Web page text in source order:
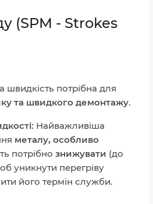
(SPM - Strokes
швидкість потрібна для
та швидкого демонтажу.
Найважливіша
металу, особливо
потрібно знижувати (до
уникнути перегріву
його термін служби.